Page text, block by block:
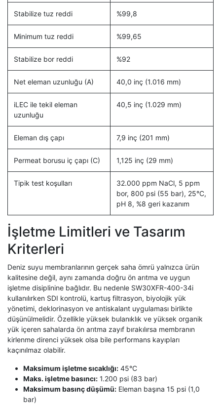
Stabilize tuz reddi %99,8
Minimum tuz reddi %99,65
Stabilize bor reddi %92
Net eleman uzunluğu (A) 40,0 inç (1.016 mm)
iLEC ile tekil eleman
uzunluğu
40,5 inç (1.029 mm)
Eleman dış çapı 7,9 inç (201 mm)
Permeat borusu iç çapı (C) 1,125 inç (29 mm)
Tipik test koşulları
32.000 ppm NaCl, 5 ppm
bor, 800 psi (55 bar), 25°C,
pH 8, %8 geri kazanım
İşletme Limitleri ve Tasarım
Kriterleri
Deniz suyu membranlarının gerçek saha ömrü yalnızca ürün
kalitesine değil, aynı zamanda doğru ön arıtma ve uygun
işletme disiplinine bağlıdır. Bu nedenle SW30XFR-400-34i
kullanılırken SDI kontrolü, kartuş filtrasyon, biyolojik yük
yönetimi, deklorinasyon ve antiskalant uygulaması birlikte
düşünülmelidir. Özellikle yüksek bulanıklık ve yüksek organik
yük içeren sahalarda ön arıtma zayıf bırakılırsa membranın
kirlenme direnci yüksek olsa bile performans kayıpları
kaçınılmaz olabilir.
Maksimum işletme sıcaklığı: 45°C
Maks. işletme basıncı: 1.200 psi (83 bar)
Maksimum basınç düşümü: Eleman başına 15 psi (1,0
bar)